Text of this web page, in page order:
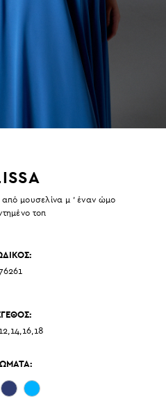
μουσελίνα μ ' έναν ώμο
τοπ